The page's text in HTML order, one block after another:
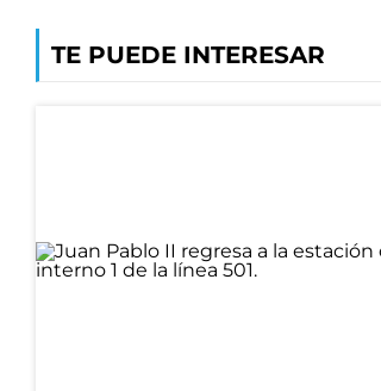
TE PUEDE INTERESAR